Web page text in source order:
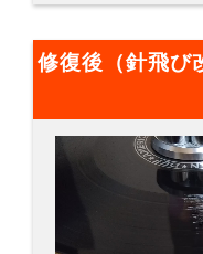
修復後（針飛び